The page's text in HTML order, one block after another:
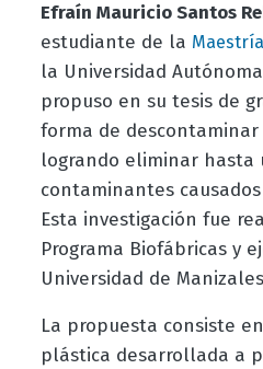
Efraín Mauricio Santos
estudiante de la
la Universidad
propuso en su tesis de
forma de descontaminar
logrando eliminar hasta
contaminantes
Esta investigación fue
Programa Biofábricas y
Universidad de
La propuesta consiste
plástica desarrollada a